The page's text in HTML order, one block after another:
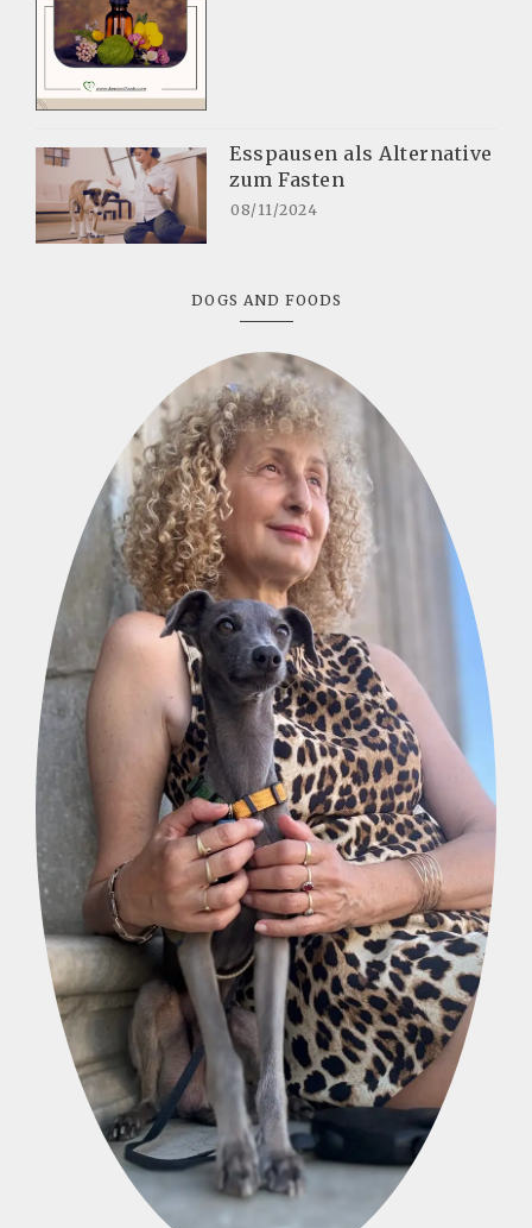
Esspausen als Alternative
zum Fasten
08/11/2024
DOGS AND FOODS